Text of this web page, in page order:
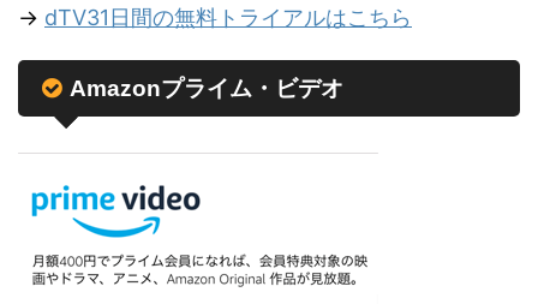
→ dTV31日間の無料トライアルはこちら
Amazonプライム・ビデオ